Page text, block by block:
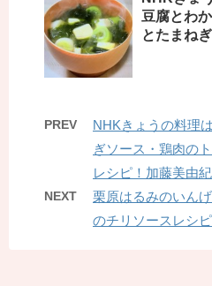
豆腐とわ
とたまね
PREV
NHKきょうの料理
ぎソース・鶏肉の
レシピ！加藤美由紀
NEXT
栗原はるみのいん
のチリソースレシ